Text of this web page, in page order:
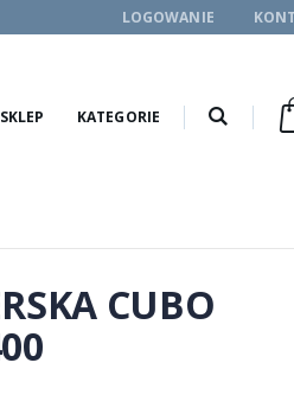
LOGOWANIE
SKLEP KATEGORIE
CUBO